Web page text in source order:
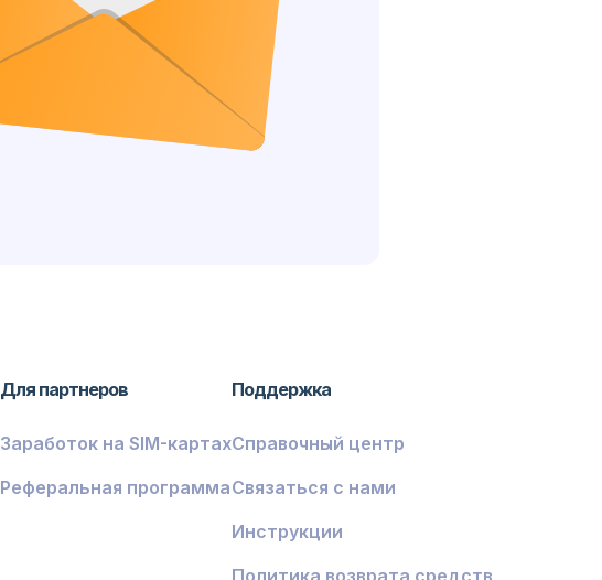
Для партнеров
Заработок на SIM-картах
Реферальная программа
Поддержка
Справочный центр
Связаться с нами
Инструкции